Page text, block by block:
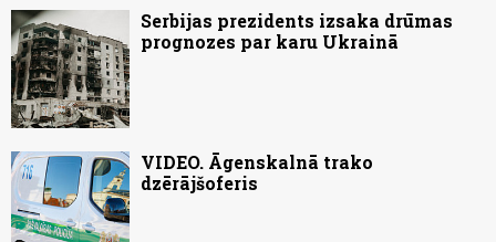
Serbijas prezidents izsaka drūmas
prognozes par karu Ukrainā
VIDEO. Āgenskalnā trako
dzērājšoferis